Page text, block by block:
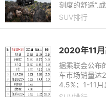
刻度的舒适”,
类,迅速成为众
SUV排行
据乘联会公布
车市场销量达
4.5%；1-11
3%。而11月